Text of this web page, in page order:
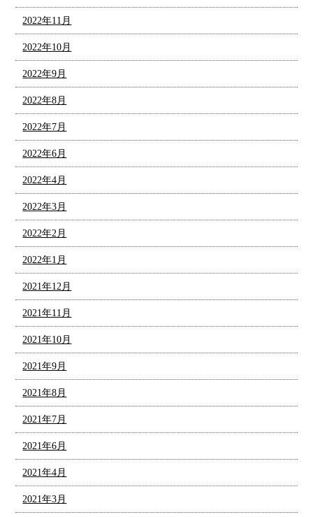
2022年11月
2022年10月
2022年9月
2022年8月
2022年7月
2022年6月
2022年4月
2022年3月
2022年2月
2022年1月
2021年12月
2021年11月
2021年10月
2021年9月
2021年8月
2021年7月
2021年6月
2021年4月
2021年3月